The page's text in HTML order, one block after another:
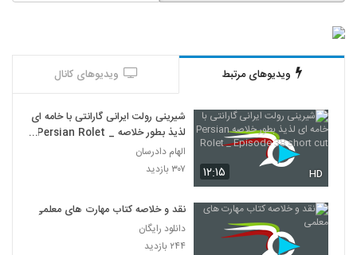
ویدیوهای مرتبط ویدیوهای کانال
۱۲:۱۵ HD
شیرینی رولت ایرانی گارانتی با خامه ای
لذیذ بطور خلاصه Persian Rolet _
Episode 38 short cut
الهام دادرسان
۳۰۷ بازدید
نقد و خلاصه کتاب مهارت های معلمی
دانلود رایگان
۲۴۴ بازدید